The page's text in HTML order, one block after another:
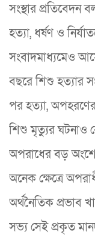
সংস্থার প্রতিবেদন
হত্যা, ধর্ষণ ও
সংবাদমাধ্যমেও
বছরে শিশু হত্যার
পর হত্যা,
শিশু মৃত্যুর ঘটনাও
অপরাধের বড়
অনেক ক্ষেত্রে
অর্থনৈতিক প্রভাব
সভ্য সেই প্রকৃত